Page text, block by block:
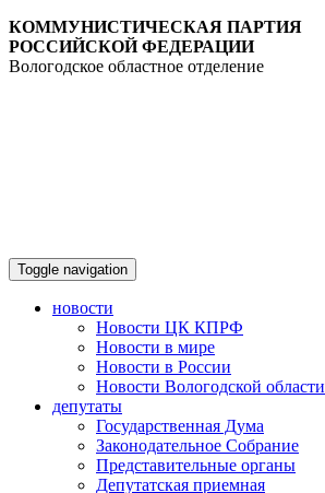
КОММУНИСТИЧЕСКАЯ ПАРТИЯ
РОССИЙСКОЙ ФЕДЕРАЦИИ
Вологодское областное отделение
Toggle navigation
новости
Новости ЦК КПРФ
Новости в мире
Новости в России
Новости Вологодской области
депутаты
Государственная Дума
Законодательное Собрание
Представительные органы
Депутатская приемная